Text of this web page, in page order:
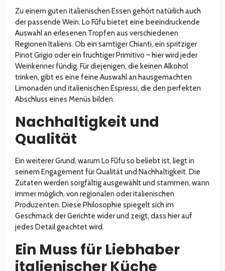
Zu einem guten italienischen Essen gehört natürlich auch
der passende Wein. Lo Fūfu bietet eine beeindruckende
Auswahl an erlesenen Tropfen aus verschiedenen
Regionen Italiens. Ob ein samtiger Chianti, ein spritziger
Pinot Grigio oder ein fruchtiger Primitivo – hier wird jeder
Weinkenner fündig. Für diejenigen, die keinen Alkohol
trinken, gibt es eine feine Auswahl an hausgemachten
Limonaden und italienischen Espressi, die den perfekten
Abschluss eines Menüs bilden.
Nachhaltigkeit und
Qualität
Ein weiterer Grund, warum Lo Fūfu so beliebt ist, liegt in
seinem Engagement für Qualität und Nachhaltigkeit. Die
Zutaten werden sorgfältig ausgewählt und stammen, wann
immer möglich, von regionalen oder italienischen
Produzenten. Diese Philosophie spiegelt sich im
Geschmack der Gerichte wider und zeigt, dass hier auf
jedes Detail geachtet wird.
Ein Muss für Liebhaber
italienischer Küche